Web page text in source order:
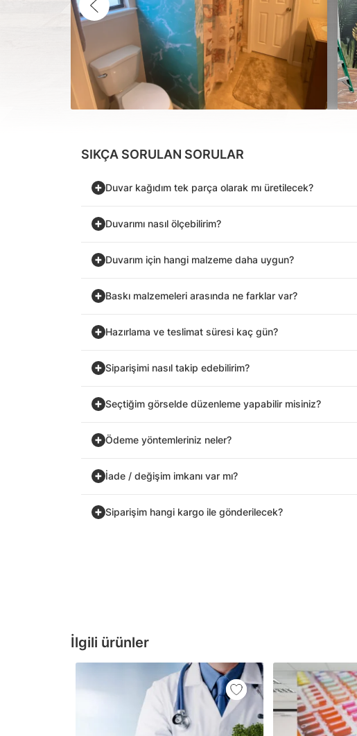
İlgili ürünler
SIKÇA SORULAN SORULAR
Duvar kağıdım tek parça olarak mı üretilecek?
Duvarımı nasıl ölçebilirim?
Duvarım için hangi malzeme daha uygun?
Baskı malzemeleri arasında ne farklar var?
Hazırlama ve teslimat süresi kaç gün?
Siparişimi nasıl takip edebilirim?
Seçtiğim görselde düzenleme yapabilir misiniz?
Ödeme yöntemleriniz neler?
İade / değişim imkanı var mı?
Siparişim hangi kargo ile gönderilecek?